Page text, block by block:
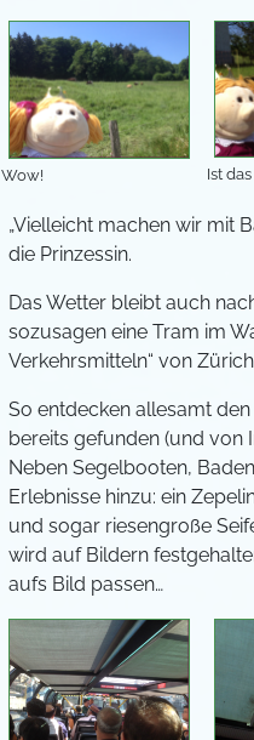
Wow! Ist
„Vielleicht machen wir mit
die Prinzessin.
Das Wetter bleibt auch
sozusagen eine Tram im
Verkehrsmitteln“ von
So entdecken allesamt
bereits gefunden (und von
Neben Segelbooten,
Erlebnisse hinzu: ein
und sogar riesengroße
wird auf Bildern
aufs Bild passen…